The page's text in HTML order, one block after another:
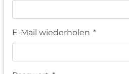
E-Mail wiederholen *